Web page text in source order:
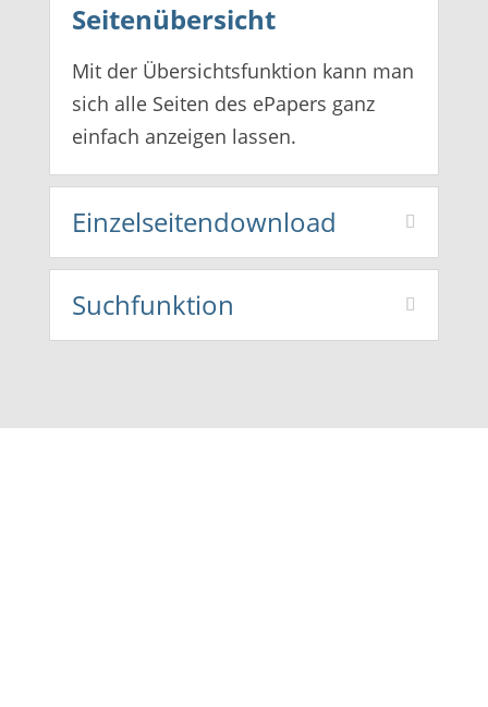
Seitenübersicht
Mit der Übersichtsfunktion kann man
sich alle Seiten des ePapers ganz
einfach anzeigen lassen.
Einzelseitendownload
Suchfunktion